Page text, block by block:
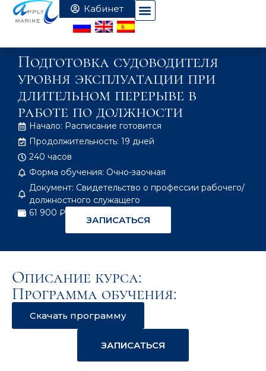
Подготовка судоводителя
уровня эксплуатации при
длительном перерыве в
работе по должности
Начало: Расписание готовится
Продолжительность: 19 дней
240 часов
Форма обучения: Очно-заочная
Документ: Свидетельство о профессии рабочего/
должностного служащего
61 900 ₽
ЗАПИСАТЬСЯ
Описание курса:
Программа обучения:
Скачать программу
ЗАПИСАТЬСЯ